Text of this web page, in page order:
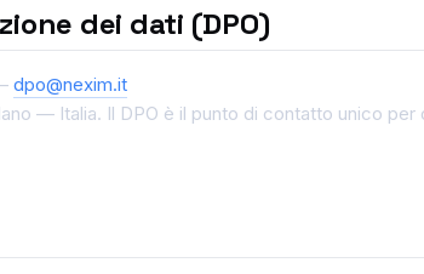
dei dati (DPO)
dpo@nexim.it
— Italia. Il DPO è il punto di contatto unico per